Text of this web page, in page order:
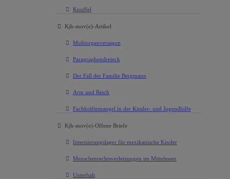
Knuffel
Kjh-mov(e)-Artikel
Multiorganversagen
Paragraphendreieck
Der Fall der Familie Bergmann
Arm und Reich
Fachkräftemangel in der Kinder- und Jugendhilfe
Kjh-mov(e)-Offene Briefe
Internierungslager für mexikanische Kinder
Menschenrechtsverletzungen im Mittelmeer
Unterhalt